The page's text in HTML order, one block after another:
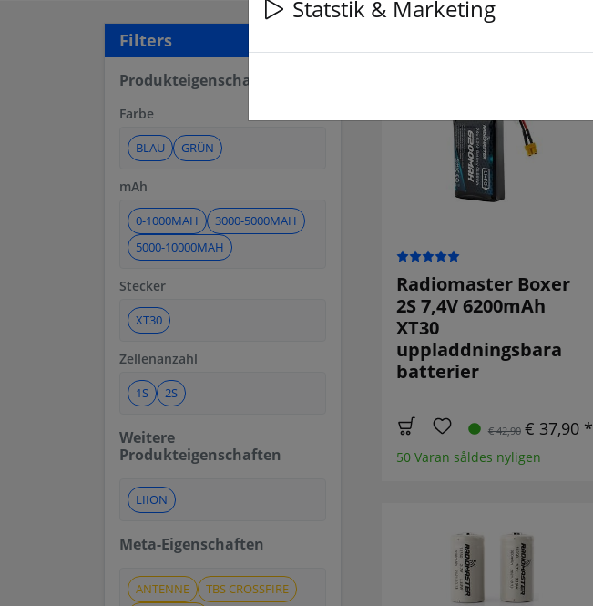
Filters
Produkteigenschaften
Farbe
BLAU GRÜN
mAh
0-1000MAH
3000-5000MAH
5000-10000MAH
Stecker
XT30
Zellenanzahl
1S 2S
Weitere
Produkteigenschaften
LIION
Meta-Eigenschaften
ANTENNE
TBS CROSSFIRE
Radiomaster Boxer
2S 7,4V 6200mAh
XT30
uppladdningsbara
batterier
€ 42,90 € 37,90 *
50 Varan såldes nyligen
Statstik & Marketing